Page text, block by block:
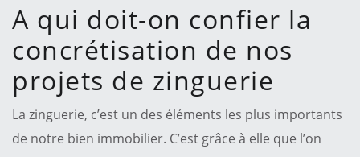
A qui doit-on confier la
concrétisation de nos
projets de zinguerie
La zinguerie, c’est un des éléments les plus importants
de notre bien immobilier. C’est grâce à elle que l’on